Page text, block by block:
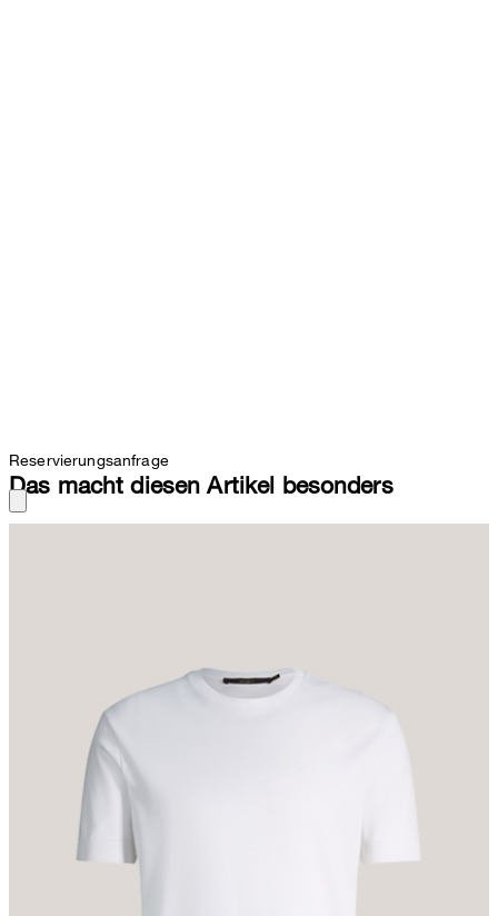
Reservierungsanfrage
Das macht diesen Artikel besonders